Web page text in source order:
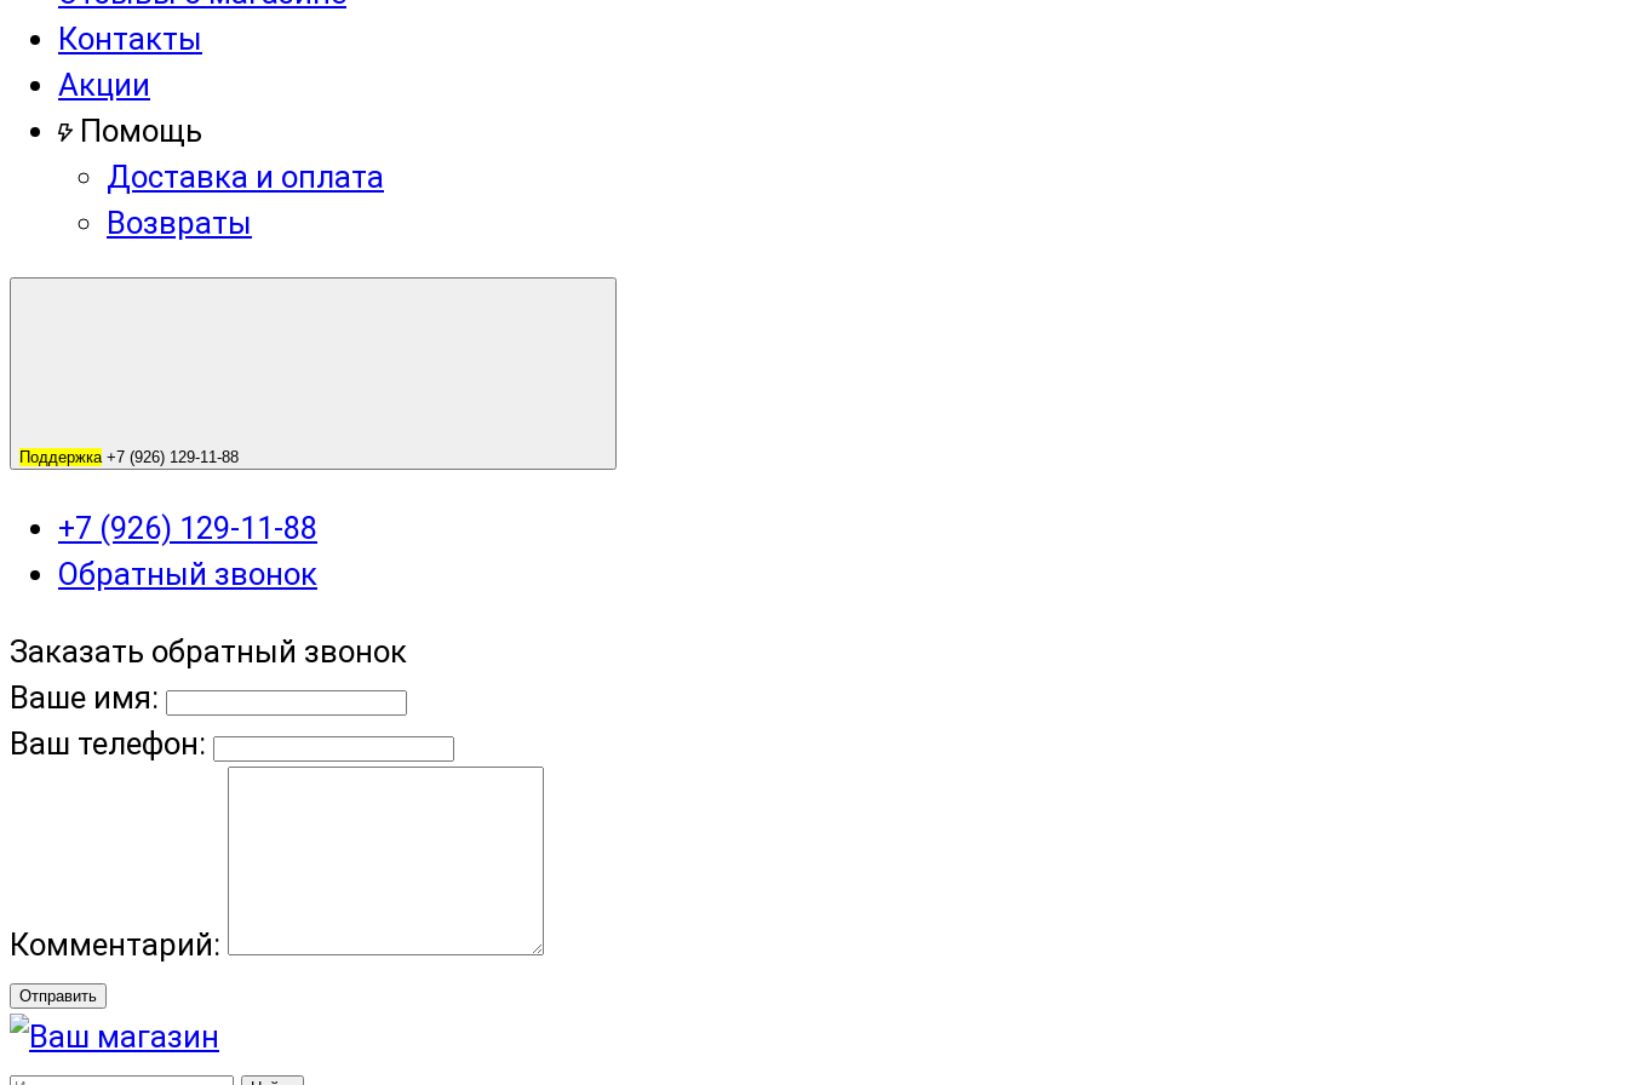
Контакты
Акции
Помощь
Доставка и оплата
Возвраты
Поддержка +7 (926) 129-11-88
+7 (926) 129-11-88
Обратный звонок
Заказать обратный звонок
Ваше имя:
Ваш телефон:
Комментарий:
Отправить